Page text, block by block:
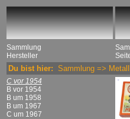
Sammlung
Hersteller
Du bist hier: Sammlung =>
C vor 1954
B vor 1954
B um 1958
B um 1967
C um 1967